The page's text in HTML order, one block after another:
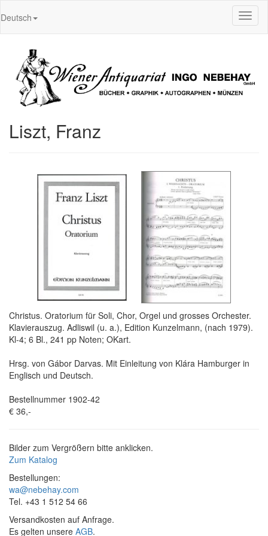
Deutsch
Liszt, Franz
Christus. Oratorium für Soli, Chor, Orgel und grosses Orchester.
Klavierauszug. Adliswil (u. a.), Edition Kunzelmann, (nach 1979).
Kl-4; 6 Bl., 241 pp Noten; OKart.
Hrsg. von Gábor Darvas. Mit Einleitung von Klára Hamburger in
Englisch und Deutsch.
Bestellnummer 1902-42
€ 36,-
Bilder zum Vergrößern bitte anklicken.
Zum Katalog
Bestellungen:
wa@nebehay.com
Tel. +43 1 512 54 66
Versandkosten auf Anfrage.
Es gelten unsere AGB.